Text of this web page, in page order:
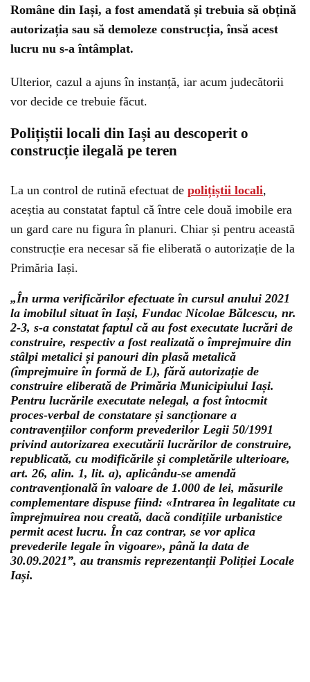
Române din Iași, a fost amendată și trebuia să obțină
autorizația sau să demoleze construcția, însă acest
lucru nu s-a întâmplat.
Ulterior, cazul a ajuns în instanță, iar acum judecătorii
vor decide ce trebuie făcut.
Polițiștii locali din Iași au descoperit o
construcție ilegală pe teren
La un control de rutină efectuat de polițiștii locali,
aceștia au constatat faptul că între cele două imobile era
un gard care nu figura în planuri. Chiar și pentru această
construcție era necesar să fie eliberată o autorizație de la
Primăria Iași.
„În urma verificărilor efectuate în cursul anului 2021
la imobilul situat în Iași, Fundac Nicolae Bălcescu, nr.
2-3, s-a constatat faptul că au fost executate lucrări de
construire, respectiv a fost realizată o împrejmuire din
stâlpi metalici și panouri din plasă metalică
(împrejmuire în formă de L), fără autorizație de
construire eliberată de Primăria Municipiului Iași.
Pentru lucrările executate nelegal, a fost întocmit
proces-verbal de constatare și sancționare a
contravențiilor conform prevederilor Legii 50/1991
privind autorizarea executării lucrărilor de construire,
republicată, cu modificările și completările ulterioare,
art. 26, alin. 1, lit. a), aplicându-se amendă
contravențională în valoare de 1.000 de lei, măsurile
complementare dispuse fiind: «Intrarea în legalitate cu
împrejmuirea nou creată, dacă condițiile urbanistice
permit acest lucru. În caz contrar, se vor aplica
prevederile legale în vigoare», până la data de
30.09.2021”, au transmis reprezentanții Poliției Locale
Iași.